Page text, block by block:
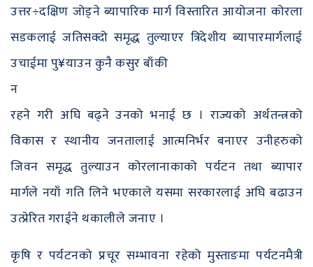
उत्तर÷दक्षिण जोड्ने ब्यापारिक मार्ग विस्तारित आयोजना कोरला
सडकलाई जतिसक्दो समृद्ध तुल्याएर त्रिदेशीय ब्यापारमार्गलाई
उचाईमा पु¥याउन कुनै कसुर बाँकी
न
रहने गरी अघि बढ्ने उनको भनाई छ । राज्यको अर्थतन्त्रको
विकास र स्थानीय जनतालाई आत्मनिर्भर बनाएर उनीहरुको
जिवन समृद्ध तुल्याउन कोरलानाकाको पर्यटन तथा ब्यापार
मार्गले नयाँ गति लिने भएकाले यसमा सरकारलाई अघि बढाउन
उत्प्रेरित गराईने थकालीले जनाए ।
कृषि र पर्यटनको प्रचूर सम्भावना रहेको मुस्ताङमा पर्यटनमैत्री